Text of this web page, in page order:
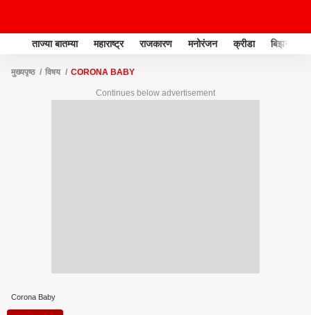
ताज्या बातम्या महाराष्ट्र राजकारण मनोरंजन क्रीडा बिझनेस
मुख्यपृष्ठ विषय CORONA BABY
Continues below advertisement
Corona Baby